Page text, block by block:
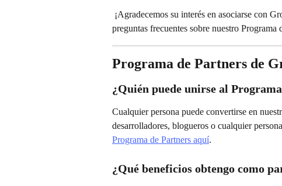
preguntas frecuentes sobre nuestro Programa
Programa de Partners de
¿Quién puede unirse al
Cualquier persona puede convertirse en
desarrolladores, blogueros o cualquier
Programa de Partners aquí.
¿Qué beneficios obtengo como